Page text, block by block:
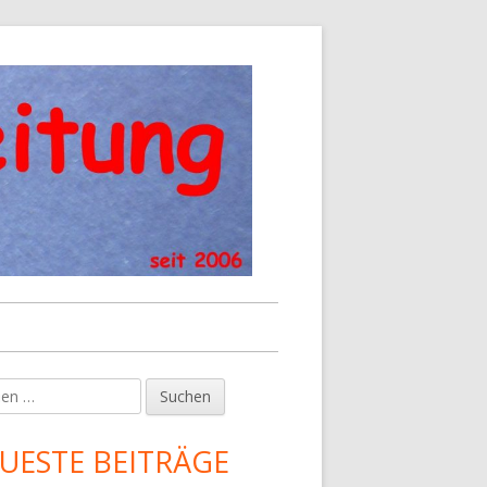
BEITRÄGE